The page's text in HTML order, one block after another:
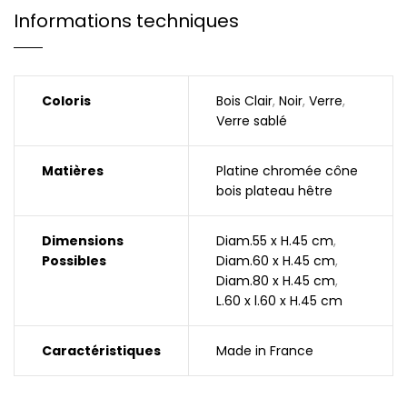
Informations techniques
Coloris Bois Clair, Noir, Verre,
Verre sablé
Matières
Platine chromée cône
bois plateau hêtre
Dimensions
Possibles
Diam.55 x H.45 cm,
Diam.60 x H.45 cm,
Diam.80 x H.45 cm,
L.60 x l.60 x H.45 cm
Caractéristiques Made in France